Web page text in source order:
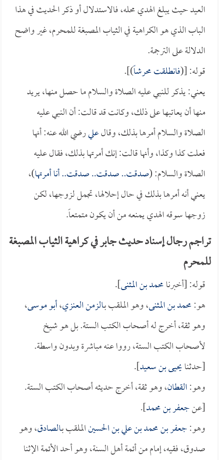
العيد حيث يبلغ الهدي محله، فالاستدلال أو ذكر الحديث في هذا
الباب الذي هو الكراهية في الثياب المصبغة للمحرم، غير واضح
الدلالة على الترجمة.
قوله: [(فانطلقت محرشاً)].
يعني: يذكر للنبي عليه الصلاة والسلام ما حصل منها، يريد
منها أن يعاتبها على ذلك، وكانت قد قالت: أن النبي عليه
الصلاة والسلام أمرها بذلك، وقالعليرضي الله عنه: أنها
فعلت كذا وكذا، وأنها قالت: إنك أمرتها بذلك، فقال عليه
الصلاة والسلام: (صدقت.. صدقت.. صدقت.. أنا أمرتها)،
يعني أنه أمرها بذلك في حال إحلالها، تجمل لزوجها، لكن
زوجها سوقه الهدي يمنعه من أن يكون متمتعاً.
تراجم رجال إسناد حديث جابر في كراهية الثياب المصبغة
للمحرم
قوله: [أخبرنامحمد بن المثنى].
هو:محمد بن المثنى، وهو الملقب بـالزمن العنزي،أبو موسى،
وهو ثقة، أخرج له أصحاب الكتب الستة. بل هو شيخ
لأصحاب الكتب الستة، رووا عنه مباشرة وبدون واسطة.
[حدثنايحيى بن سعيد].
وهو:القطان، وهو ثقة، أخرج حديثه أصحاب الكتب الستة.
[عنجعفر بن محمد].
وهو:جعفر بن محمد بن علي بن الحسينالملقب بـالصادق، وهو
صدوق، فقيه، إمام من أئمة أهل السنة، وهو أحد الأئمة الإثنا